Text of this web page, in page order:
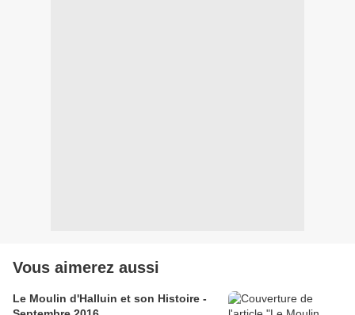
Vous aimerez aussi
Le Moulin d'Halluin et son Histoire -